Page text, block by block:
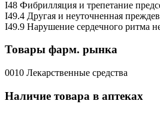
I48 Фибрилляция и трепетание
I49.4 Другая и неуточненная
I49.9 Нарушение сердечного ритма
Товары фарм. рынка
0010 Лекарственные средства
Наличие товара в аптеках